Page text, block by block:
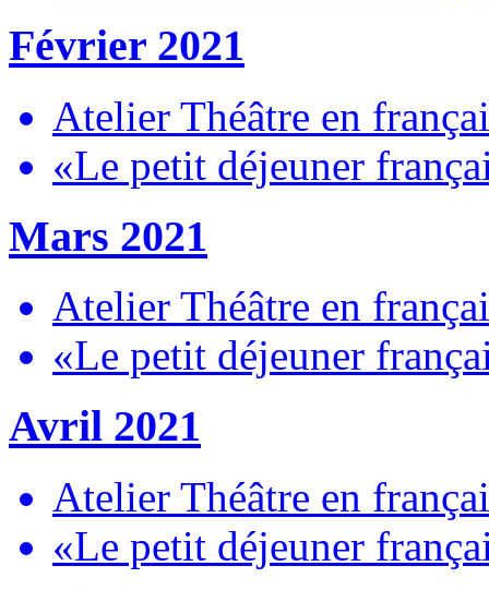
Février 2021
Atelier Théâtre en
«Le petit déjeuner
Mars 2021
Atelier Théâtre en
«Le petit déjeuner
Avril 2021
Atelier Théâtre en
«Le petit déjeuner